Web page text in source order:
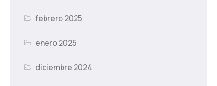
febrero 2025
enero 2025
diciembre 2024